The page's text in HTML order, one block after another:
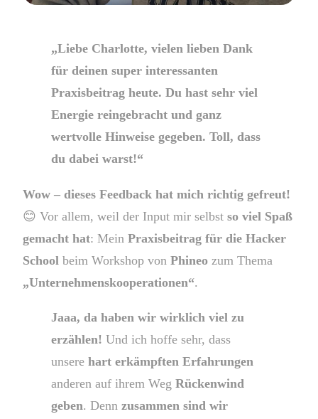
„Liebe Charlotte, vielen lieben Dank
für deinen super interessanten
Praxisbeitrag heute. Du hast sehr viel
Energie reingebracht und ganz
wertvolle Hinweise gegeben. Toll, dass
du dabei warst!“
Wow – dieses Feedback hat mich richtig gefreut!
😊 Vor allem, weil der Input mir selbst so viel Spaß
gemacht hat: Mein Praxisbeitrag für die Hacker
School beim Workshop von Phineo zum Thema
„Unternehmenskooperationen“.
Jaaa, da haben wir wirklich viel zu
erzählen! Und ich hoffe sehr, dass
unsere hart erkämpften Erfahrungen
anderen auf ihrem Weg Rückenwind
geben. Denn zusammen sind wir